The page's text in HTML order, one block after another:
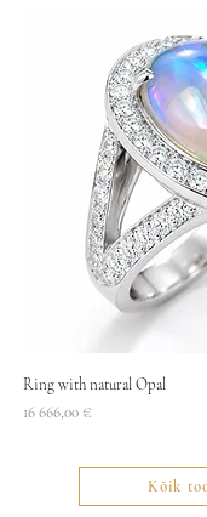
Ring with natural Opal
Price
16 666,00 €
Kõik